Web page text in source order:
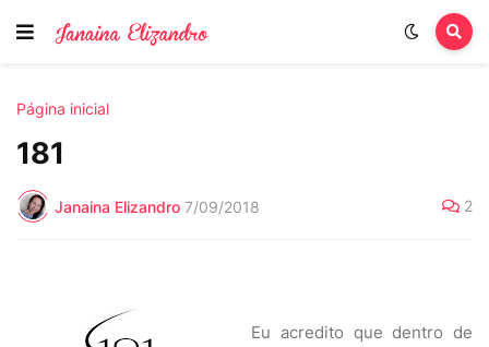
Página inicial
181
Janaina Elizandro 7/09/2018 2
Eu acredito que dentro de